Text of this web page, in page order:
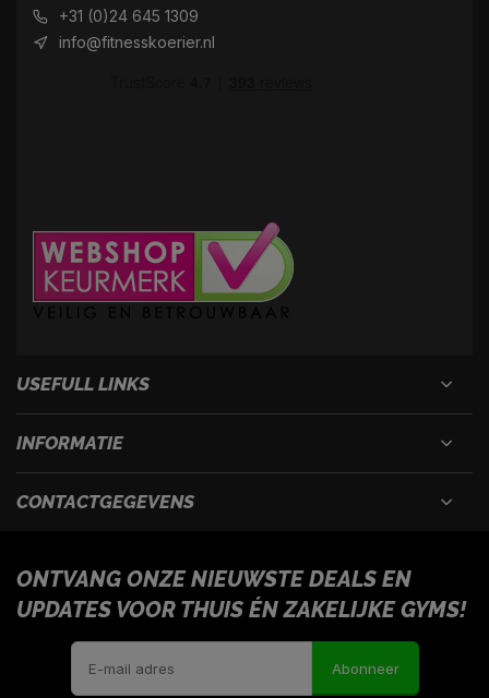
+31 (0)24 645 1309
info@fitnesskoerier.nl
USEFULL LINKS
INFORMATIE
CONTACTGEGEVENS
ONTVANG ONZE NIEUWSTE DEALS EN
UPDATES VOOR THUIS ÉN ZAKELIJKE GYMS!
Abonneer